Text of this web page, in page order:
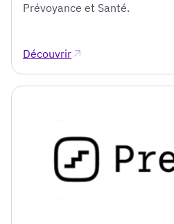
Prévoyance et Santé.
Découvrir